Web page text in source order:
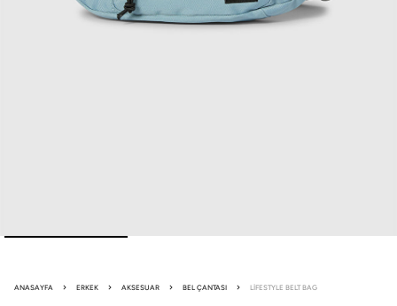
ANASAYFA ERKEK AKSESUAR BEL ÇANTASI LIFESTYLE BELT BAG